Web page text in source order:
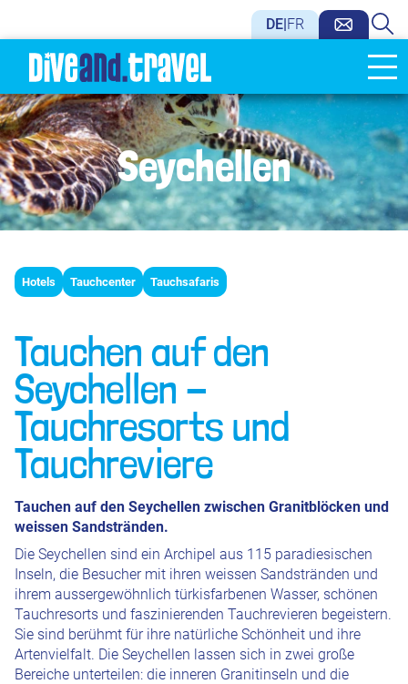
DE FR
Seychellen
Hotels Tauchcenter Tauchsafaris
Tauchen auf den
Seychellen -
Tauchresorts und
Tauchreviere
Tauchen auf den Seychellen zwischen Granitblöcken und
weissen Sandstränden.
Die Seychellen sind ein Archipel aus 115 paradiesischen
Inseln, die Besucher mit ihren weissen Sandstränden und
ihrem aussergewöhnlich türkisfarbenen Wasser, schönen
Tauchresorts und faszinierenden Tauchrevieren begeistern.
Sie sind berühmt für ihre natürliche Schönheit und ihre
Artenvielfalt. Die Seychellen lassen sich in zwei große
Bereiche unterteilen: die inneren Granitinseln und die